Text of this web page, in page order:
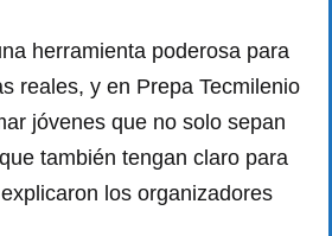
herramienta poderosa para
reales, y en Prepa Tecmilenio
jóvenes que no solo sepan
también tengan claro para
los organizadores